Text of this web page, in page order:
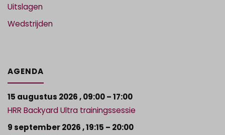
Uitslagen
Wedstrijden
AGENDA
15 augustus 2026,09:00– 17:00
HRR Backyard Ultra trainingssessie
9 september 2026,19:15 – 20:00